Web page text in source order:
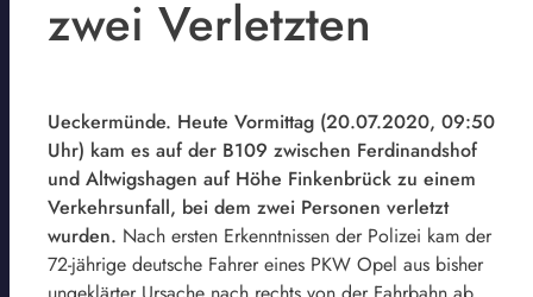
zwei Verletzten
Ueckermünde. Heute Vormittag (20.07.2020, 09:50
Uhr) kam es auf der B109 zwischen Ferdinandshof
und Altwigshagen auf Höhe Finkenbrück zu einem
Verkehrsunfall, bei dem zwei Personen verletzt
wurden. Nach ersten Erkenntnissen der Polizei kam der
72-jährige deutsche Fahrer eines PKW Opel aus bisher